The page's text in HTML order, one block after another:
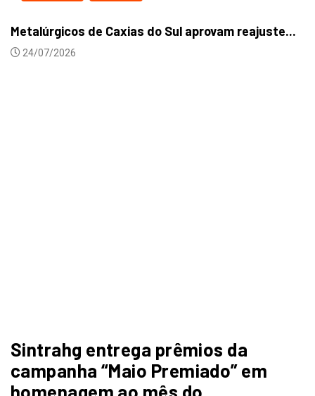
Metalúrgicos de Caxias do Sul aprovam reajuste...
24/07/2026
Sintrahg entrega prêmios da
campanha “Maio Premiado” em